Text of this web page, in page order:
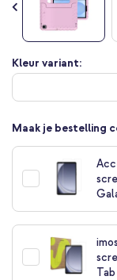
Ga
naar
begin
van
de
afbeeldingen-
Kleur variant:
Maak je bestelling